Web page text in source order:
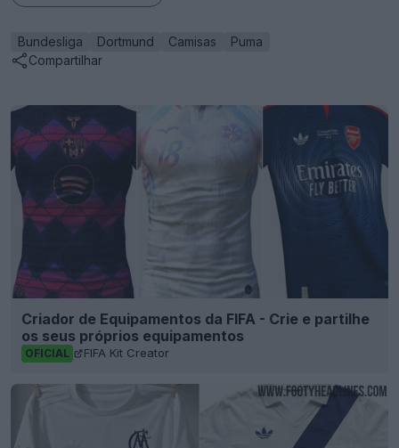
Bundesliga Dortmund Camisas
Puma
Compartilhar
Criador de Equipamentos da FIFA - Crie e partilhe
os seus próprios equipamentos
OFICIAL FIFA Kit Creator